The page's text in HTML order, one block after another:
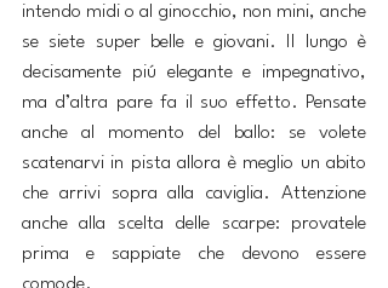
intendo midi o al ginocchio, non mini, anche
se siete super belle e giovani. Il lungo è
decisamente piú elegante e impegnativo,
ma d’altra pare fa il suo effetto. Pensate
anche al momento del ballo: se volete
scatenarvi in pista allora è meglio un abito
che arrivi sopra alla caviglia. Attenzione
anche alla scelta delle scarpe: provatele
prima e sappiate che devono essere
comode.